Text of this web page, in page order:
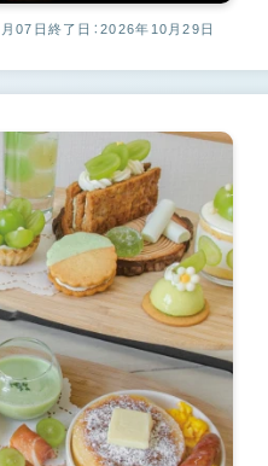
07日 終了日：2026年10月29日